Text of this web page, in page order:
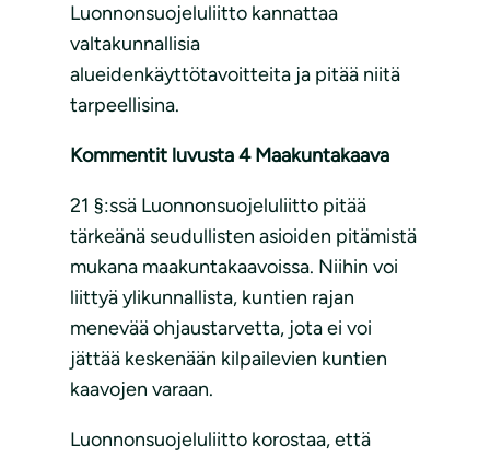
Luonnonsuojeluliitto kannattaa
valtakunnallisia
alueidenkäyttötavoitteita ja pitää niitä
tarpeellisina.
Kommentit luvusta 4 Maakuntakaava
21 §:ssä Luonnonsuojeluliitto pitää
tärkeänä seudullisten asioiden pitämistä
mukana maakuntakaavoissa. Niihin voi
liittyä ylikunnallista, kuntien rajan
menevää ohjaustarvetta, jota ei voi
jättää keskenään kilpailevien kuntien
kaavojen varaan.
Luonnonsuojeluliitto korostaa, että